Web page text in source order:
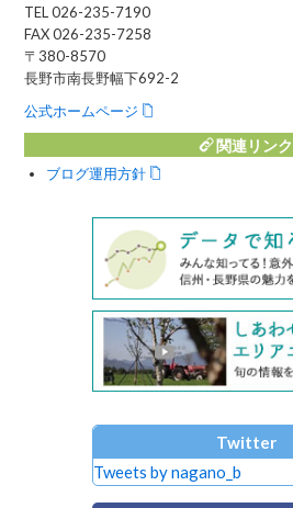
TEL 026-235-7190
FAX 026-235-7258
〒380-8570
長野市南長野幅下692-2
公式ホームページ
関連リンク
ブログ運用方針
Twitter
Tweets by nagano_b